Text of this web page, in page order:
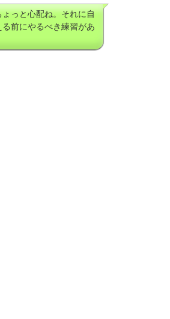
っと心配ね。それに自
前にやるべき練習があ